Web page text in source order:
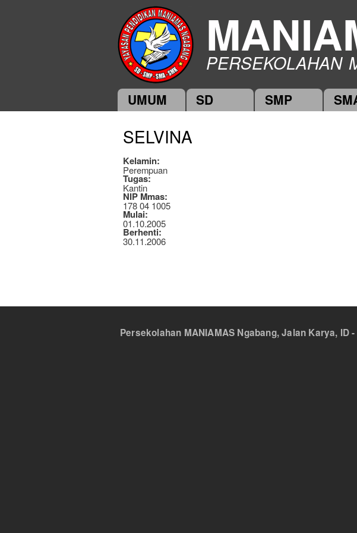
PERSEKOLAHAN
Main menu
UMUM SD SMP
SELVINA
Kelamin:
Perempuan
Tugas:
Kantin
NIP Mmas:
178 04 1005
Mulai:
01.10.2005
Berhenti:
30.11.2006
Persekolahan MANIAMAS Ngabang, Jalan Karya, ID